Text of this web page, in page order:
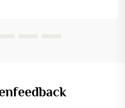
gibt an, wie gut ein